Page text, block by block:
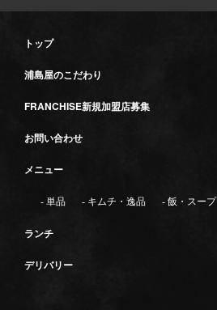
トップ
浦島屋のこだわり
FRANCHISE新規加盟店募集
お問い合わせ
メニュー
- 単品 - キムチ・逸品 - 飯・スープ
ランチ
デリバリー